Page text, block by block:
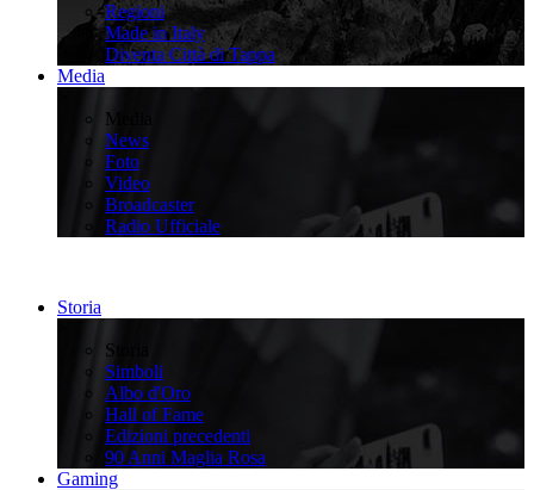
Regioni
Made in Italy
Diventa Città di Tappa
Media
Media
News
Foto
Video
Broadcaster
Radio Ufficiale
Storia
Storia
Simboli
Albo d'Oro
Hall of Fame
Edizioni precedenti
90 Anni Maglia Rosa
Gaming